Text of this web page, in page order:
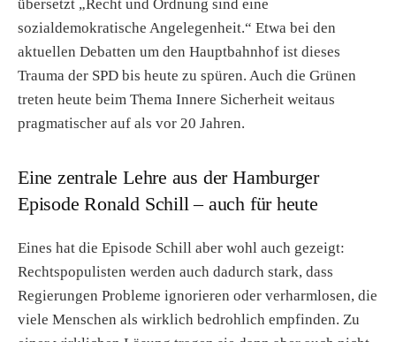
übersetzt „Recht und Ordnung sind eine
sozialdemokratische Angelegenheit.“ Etwa bei den
aktuellen Debatten um den Hauptbahnhof ist dieses
Trauma der SPD bis heute zu spüren. Auch die Grünen
treten heute beim Thema Innere Sicherheit weitaus
pragmatischer auf als vor 20 Jahren.
Eine zentrale Lehre aus der Hamburger
Episode Ronald Schill – auch für heute
Eines hat die Episode Schill aber wohl auch gezeigt:
Rechtspopulisten werden auch dadurch stark, dass
Regierungen Probleme ignorieren oder verharmlosen, die
viele Menschen als wirklich bedrohlich empfinden. Zu